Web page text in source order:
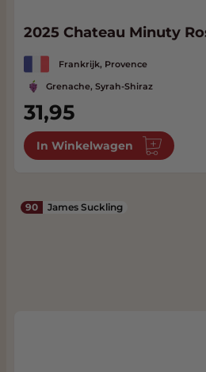
2025 Chateau Minuty
Frankrijk, Provence
Grenache, Syrah-Shiraz
31,95
In Winkelwagen
90 James Suckling